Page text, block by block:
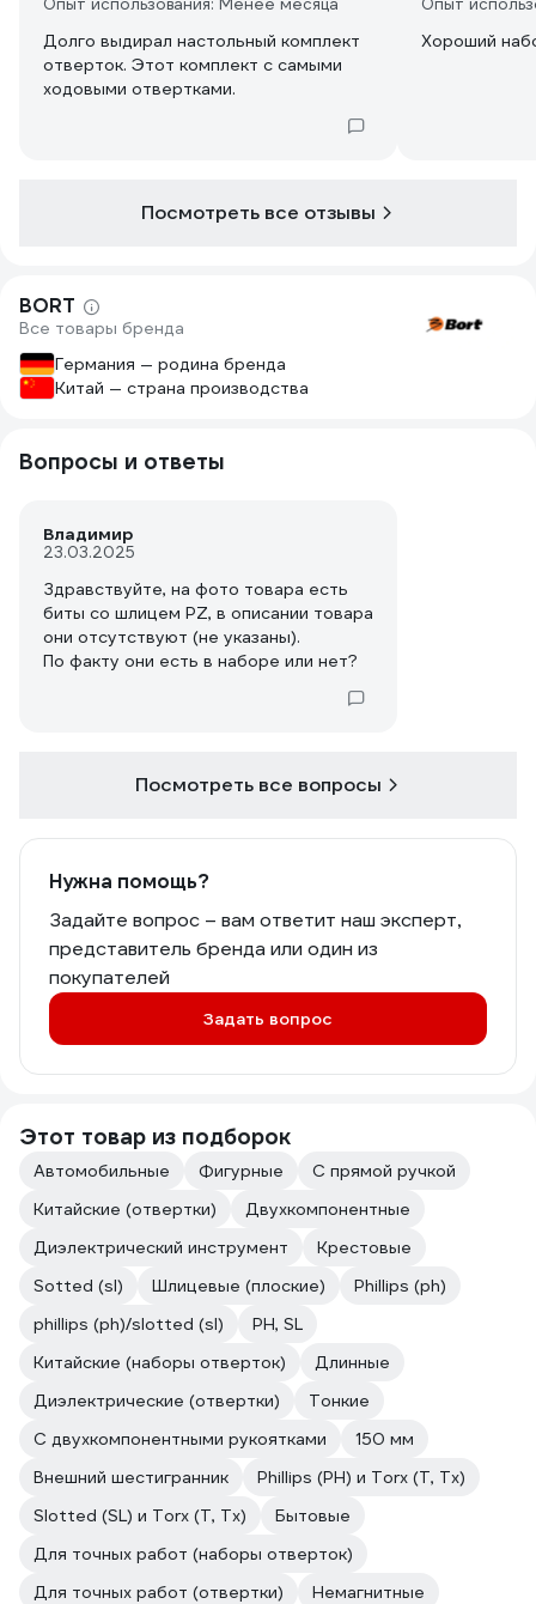
Опыт использования: Менее месяца
Долго выдирал настольный комплект
отверток. Этот комплект с самыми
ходовыми отвертками.
Опыт
Хороший
Посмотреть все отзывы
BORT
Все товары бренда
Германия — родина бренда
Китай — страна производства
Вопросы и ответы
Владимир
23.03.2025
Здравствуйте, на фото товара есть
биты со шлицем PZ, в описании товара
они отсутствуют (не указаны).
По факту они есть в наборе или нет?
Посмотреть все вопросы
Нужна помощь?
Задайте вопрос – вам ответит наш эксперт,
представитель бренда или один из
покупателей
Задать вопрос
Этот товар из подборок
Автомобильные Фигурные
С прямой ручкой
Китайские (отвертки)
Двухкомпонентные
Диэлектрический инструмент
Крестовые
Sotted (sl)
Шлицевые (плоские)
Phillips (ph)
phillips (ph)/slotted (sl)
PH, SL
Китайские (наборы отверток)
Длинные
Диэлектрические (отвертки)
Тонкие
С двухкомпонентными рукоятками
150 мм
Внешний шестигранник
Phillips (PH) и Torx (T, Tx)
Slotted (SL) и Torx (T, Tx)
Бытовые
Для точных работ (наборы отверток)
Для точных работ (отвертки)
Немагнитные